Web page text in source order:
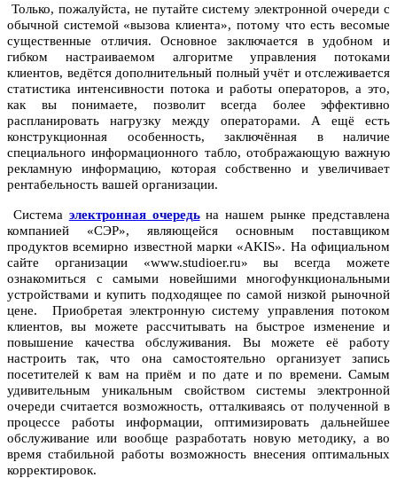
Только, пожалуйста, не путайте систему электронной очереди с
обычной системой «вызова клиента», потому что есть весомые
существенные отличия. Основное заключается в удобном и
гибком настраиваемом алгоритме управления потоками
клиентов, ведётся дополнительный полный учёт и отслеживается
статистика интенсивности потока и работы операторов, а это,
как вы понимаете, позволит всегда более эффективно
распланировать нагрузку между операторами. А ещё есть
конструкционная особенность, заключённая в наличие
специального информационного табло, отображающую важную
рекламную информацию, которая собственно и увеличивает
рентабельность вашей организации.
Система электронная очередьна нашем рынке представлена
компанией «СЭР», являющейся основным поставщиком
продуктов всемирно известной марки «AKIS». На официальном
сайте организации «www.studioer.ru» вы всегда можете
ознакомиться с самыми новейшими многофункциональными
устройствами и купить подходящее по самой низкой рыночной
цене. Приобретая электронную систему управления потоком
клиентов, вы можете рассчитывать на быстрое изменение и
повышение качества обслуживания. Вы можете её работу
настроить так, что она самостоятельно организует запись
посетителей к вам на приём и по дате и по времени. Самым
удивительным уникальным свойством системы электронной
очереди считается возможность, отталкиваясь от полученной в
процессе работы информации, оптимизировать дальнейшее
обслуживание или вообще разработать новую методику, а во
время стабильной работы возможность внесения оптимальных
корректировок.